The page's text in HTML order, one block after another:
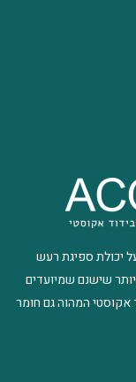
יכולת ספיגת רעש
שישנם שמיועדים
אקוסטי המהוה גם חומר